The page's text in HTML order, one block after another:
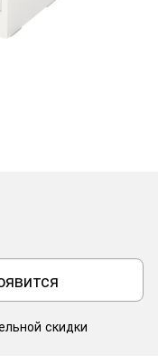
скидки